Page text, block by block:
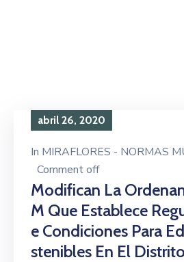
abril 26, 2020
In MIRAFLORES - NORMAS
Comment off
Modifican La
M Que Establece
E Condiciones Para
Stenibles En El